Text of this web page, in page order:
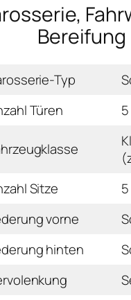
Bereifung
Typ
Türen
5
Sitze
5
vorne
hinten